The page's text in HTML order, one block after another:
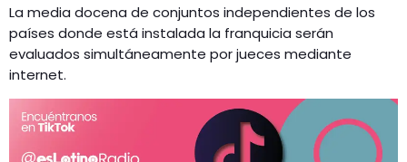
La media docena de conjuntos independientes de los
países donde está instalada la franquicia serán
evaluados simultáneamente por jueces mediante
internet.